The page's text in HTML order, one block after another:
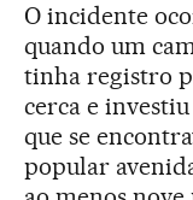
O incidente
quando um
tinha registro
cerca e
que se
popular